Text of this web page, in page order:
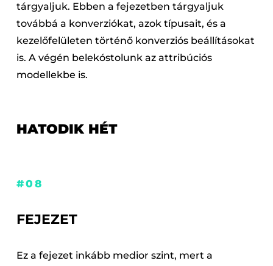
tárgyaljuk. Ebben a fejezetben tárgyaljuk
továbbá a konverziókat, azok típusait, és a
kezelőfelületen történő konverziós beállításokat
is. A végén belekóstolunk az attribúciós
modellekbe is.
HATODIK HÉT
#08
FEJEZET
Ez a fejezet inkább medior szint, mert a